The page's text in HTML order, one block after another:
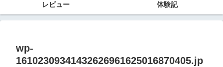
レビュー 体験記
wp-
16102309341432626961625016870405.jp